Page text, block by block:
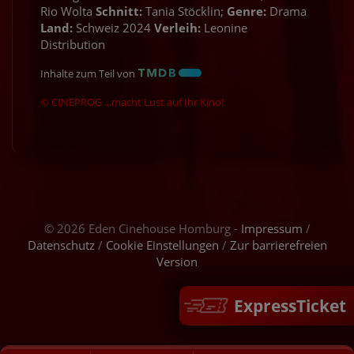
ExpressTicket
Rio Wolta Schnitt: Tania Stöcklin; Genre: Drama
Land: Schweiz 2024 Verleih: Leonine
Distribution
Inhalte zum Teil von
© CINEPROG ...macht Lust auf Ihr Kino!
© 2026 Eden Cinehouse Homburg - Impressum /
Datenschutz/ Cookie Einstellungen / Zur barrierefreien
Version